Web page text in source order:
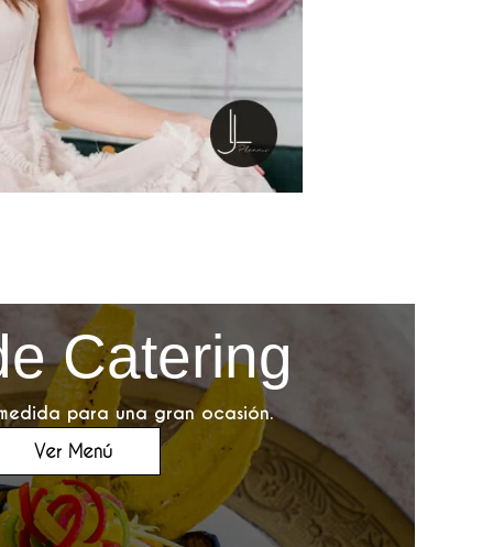
Catering
para una gran ocasión.
Ver Menú